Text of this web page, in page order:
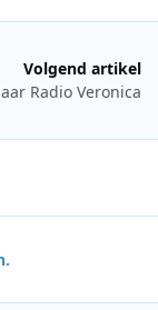
Volgend artikel
Radio Veronica